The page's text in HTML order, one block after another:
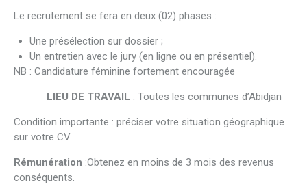
Le recrutement se fera en deux (02) phases :
Une présélection sur dossier ;
Un entretien avec le jury (en ligne ou en présentiel).
NB : Candidature féminine fortement encouragée
LIEU DE TRAVAIL : Toutes les communes d’Abidjan
Condition importante : préciser votre situation géographique
sur votre CV
Rémunération :Obtenez en moins de 3 mois des revenus
conséquents.